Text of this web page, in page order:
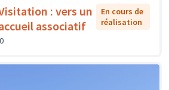
: vers un
associatif
En cours de
réalisation
0